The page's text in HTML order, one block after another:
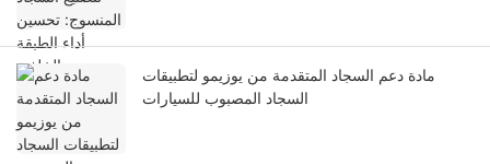
مادة دعم السجاد المتقدمة من يوزيمو لتطبيقات
السجاد المصبوب للسيارات